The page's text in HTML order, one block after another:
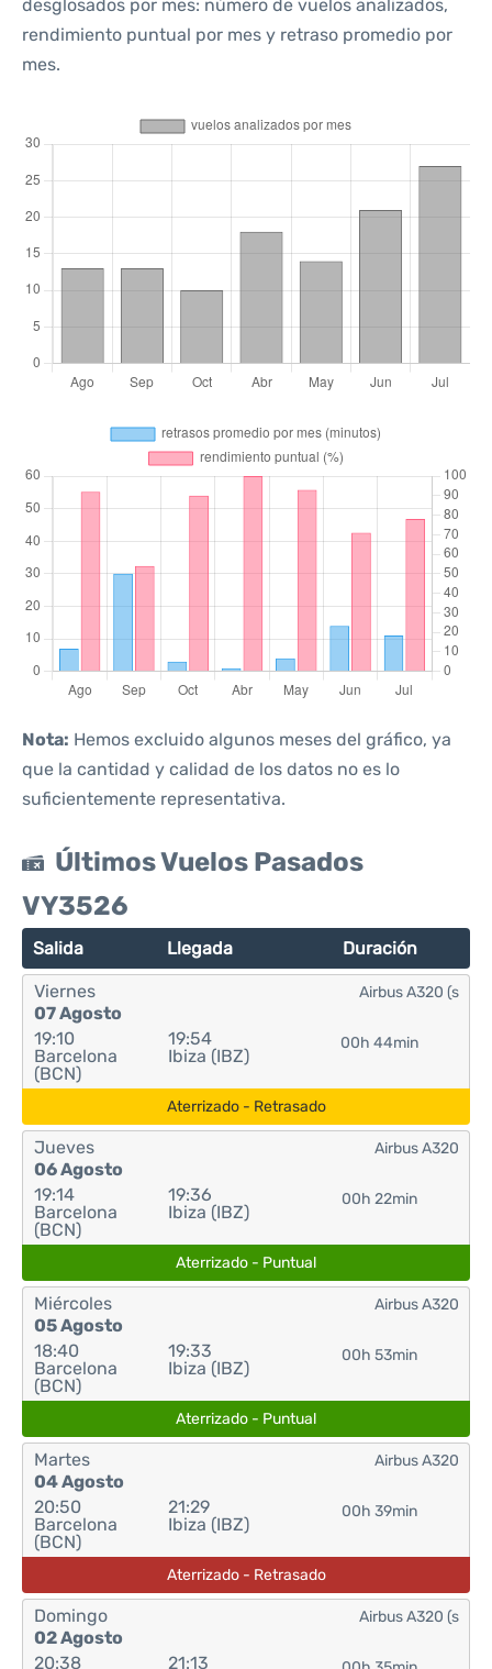
desglosados por mes: número de vuelos analizados,
rendimiento puntual por mes y retraso promedio por
mes.
Nota: Hemos excluido algunos meses del gráfico, ya
que la cantidad y calidad de los datos no es lo
suficientemente representativa.
Últimos Vuelos Pasados
VY3526
Salida Llegada Duración
Viernes
07 Agosto
19:10
Barcelona
(BCN)
19:54
Ibiza (IBZ)
00h 44min
Airbus A320 (s
Aterrizado - Retrasado
Jueves
06 Agosto
19:14
Barcelona
(BCN)
19:36
Ibiza (IBZ)
00h 22min
Airbus A320
Aterrizado - Puntual
Miércoles
05 Agosto
18:40
Barcelona
(BCN)
19:33
Ibiza (IBZ)
00h 53min
Airbus A320
Aterrizado - Puntual
Martes
04 Agosto
20:50
Barcelona
(BCN)
21:29
Ibiza (IBZ)
00h 39min
Airbus A320
Aterrizado - Retrasado
Domingo
02 Agosto
20:38
21:13
Airbus A320 (s